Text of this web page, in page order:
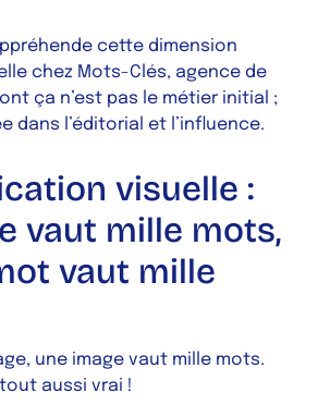
cette dimension
chez Mots-Clés, agence de
ça n’est pas le métier initial ;
dans l’éditorial et l’influence.
visuelle :
vaut mille mots,
vaut mille
une image vaut mille mots.
aussi vrai !